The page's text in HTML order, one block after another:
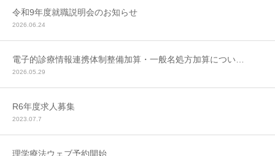
令和9年度就職説明会のお知らせ
2026.06.24
電子的診療情報連携体制整備加算・一般名処方加算につい…
2026.05.29
R6年度求人募集
2023.07.7
理学療法ウェブ予約開始